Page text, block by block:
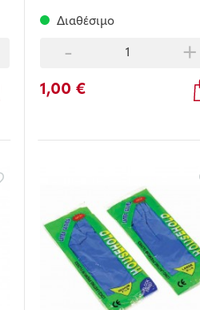
Διαθέσιμο
- +
1,00 €